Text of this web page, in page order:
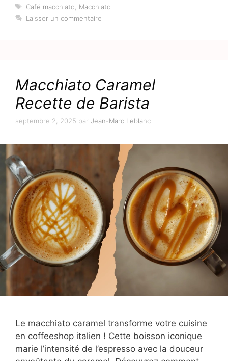
Étiquettes
Café macchiato
Macchiato
Laisser un commentaire
Macchiato Caramel
Recette de Barista
septembre 2, 2025 par Jean-Marc Leblanc
Le macchiato caramel transforme votre cuisine
en coffeeshop italien ! Cette boisson iconique
marie l’intensité de l’espresso avec la douceur